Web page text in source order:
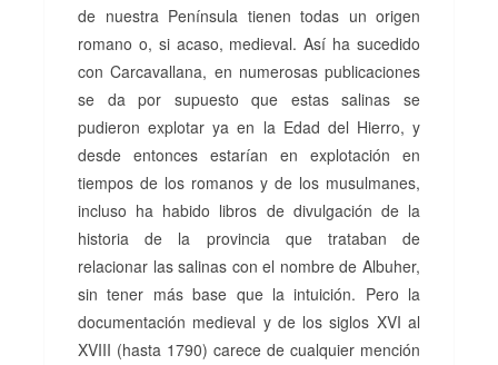
de nuestra Península tienen todas un origen
romano o, si acaso, medieval. Así ha sucedido
con Carcavallana, en numerosas publicaciones
se da por supuesto que estas salinas se
pudieron explotar ya en la Edad del Hierro, y
desde entonces estarían en explotación en
tiempos de los romanos y de los musulmanes,
incluso ha habido libros de divulgación de la
historia de la provincia que trataban de
relacionar las salinas con el nombre de Albuher,
sin tener más base que la intuición. Pero la
documentación medieval y de los siglos XVI al
XVIII (hasta 1790) carece de cualquier mención